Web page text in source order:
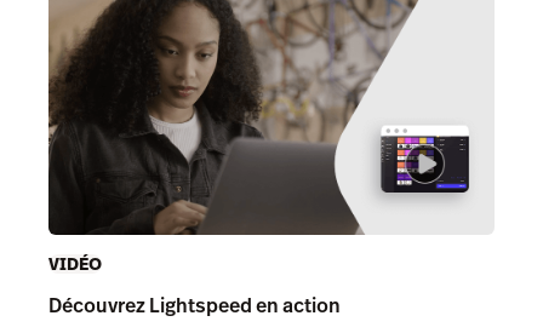
VIDÉO
Découvrez Lightspeed en action